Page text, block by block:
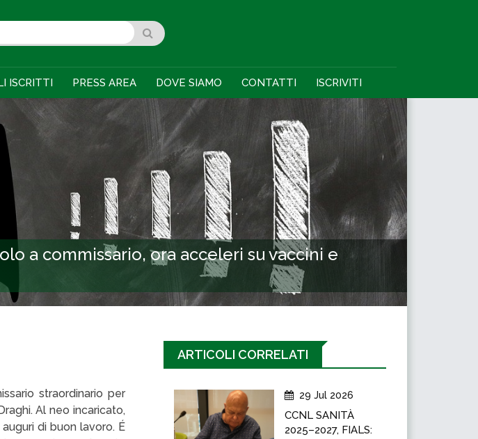
ISCRITTI PRESS AREA DOVE SIAMO CONTATTI ISCRIVITI
a commissario, ora acceleri su vaccini e
straordinario per
Al neo incaricato,
di buon lavoro. É
ARTICOLI CORRELATI
29 Jul 2026
CCNL SANITÀ
2025–2027, FIALS: